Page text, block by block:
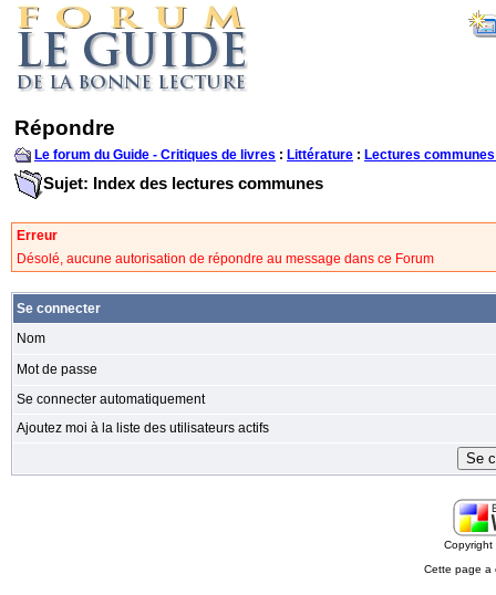
Répondre
Le forum du Guide - Critiques de livres : Littérature : Lectures
Sujet: Index des lectures communes
Erreur
Désolé, aucune autorisation de répondre au message dans ce Forum
Se connecter
Nom
Mot de passe
Se connecter automatiquement
Ajoutez moi à la liste des utilisateurs actifs
Cette page a